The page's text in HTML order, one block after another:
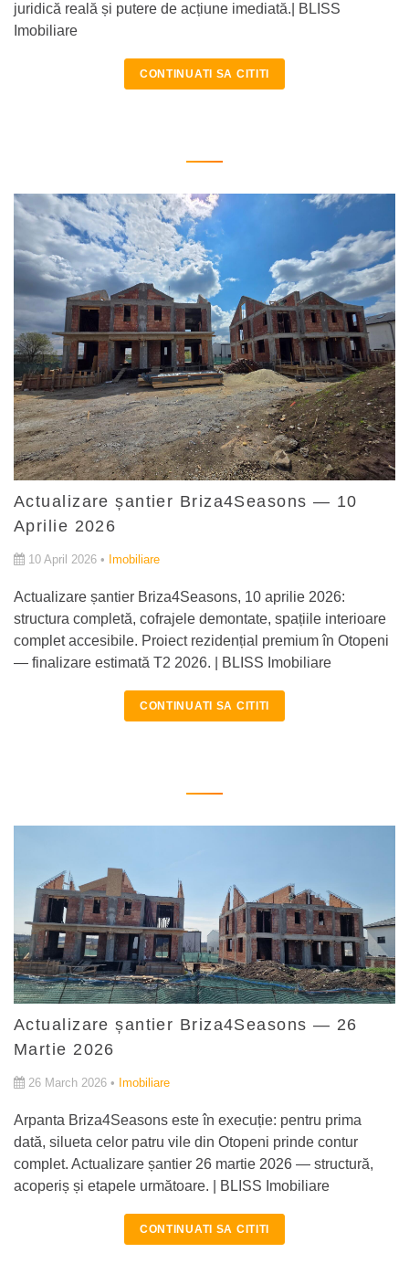
juridică reală și putere de acțiune imediată.| BLISS
Imobiliare
CONTINUATI SA CITITI
Actualizare șantier Briza4Seasons — 10
Aprilie 2026
10 April 2026 • Imobiliare
Actualizare șantier Briza4Seasons, 10 aprilie 2026:
structura completă, cofrajele demontate, spațiile interioare
complet accesibile. Proiect rezidențial premium în Otopeni
— finalizare estimată T2 2026. | BLISS Imobiliare
CONTINUATI SA CITITI
Actualizare șantier Briza4Seasons — 26
Martie 2026
26 March 2026 • Imobiliare
Arpanta Briza4Seasons este în execuție: pentru prima
dată, silueta celor patru vile din Otopeni prinde contur
complet. Actualizare șantier 26 martie 2026 — structură,
acoperiș și etapele următoare. | BLISS Imobiliare
CONTINUATI SA CITITI